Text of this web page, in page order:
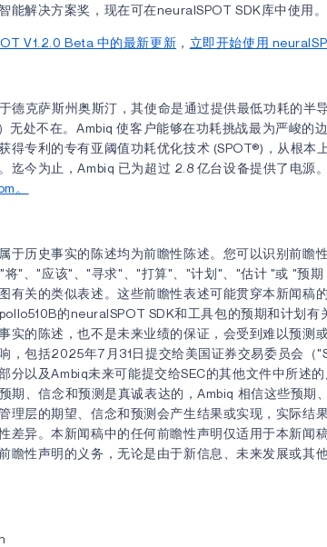
能解决方案奖，现在可在neuralSPOT SDK库中使用。
V1.2.0 Beta 中的最新更新 ， 立即开始使用
德克萨斯州奥斯汀，其使命是通过提供最低功耗的半
无处不在。Ambiq 使客户能够在功耗挑战最为严峻的
得专利的专有亚阈值功耗优化技术 (SPOT®)，从根本
迄今为止，Ambiq 已为超过 2.8 亿台设备提供了电源
。
于历史事实的陈述均为前瞻性陈述。您可以识别前瞻
将"、"应该"、"寻求"、"打算"、"计划"、"估计 "或 "预
有关的类似表述。这些前瞻性表述可能贯穿本新闻稿
的neuralSPOT SDK和工具包的预期和计划有
实的陈述，也不是未来业绩的保证，会受到难以预测
，包括2025年7月31日提交给美国证券交易委员会（
分以及Ambiq未来可能提交给SEC的其他文件中所述
期、信念和预测是真诚表达的，Ambiq 相信这些预期
理层的期望、信念和预测会产生结果或实现，实际结
差异。本新闻稿中的任何前瞻性声明仅适用于本新闻
瞻性声明的义务，无论是由于新信息、未来发展或其